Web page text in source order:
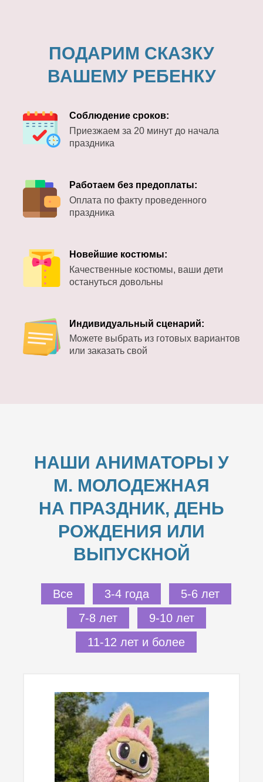
ПОДАРИМ СКАЗКУ
ВАШЕМУ РЕБЕНКУ
Соблюдение сроков:
Приезжаем за 20 минут до начала
праздника
Работаем без предоплаты:
Оплата по факту проведенного
праздника
Новейшие костюмы:
Качественные костюмы, ваши дети
остануться довольны
Индивидуальный сценарий:
Можете выбрать из готовых вариантов
или заказать свой
НАШИ АНИМАТОРЫ У
М. МОЛОДЕЖНАЯ
НА ПРАЗДНИК, ДЕНЬ
РОЖДЕНИЯ ИЛИ
ВЫПУСКНОЙ
Все 3-4 года
5-6 лет
7-8 лет
9-10 лет
11-12 лет и более